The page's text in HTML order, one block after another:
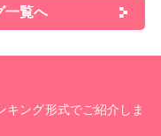
一覧へ
キング形式でご紹介しま